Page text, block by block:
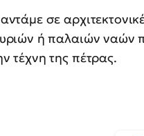
σε
ή παλαιών ναών
τέχνη της πέτρας.